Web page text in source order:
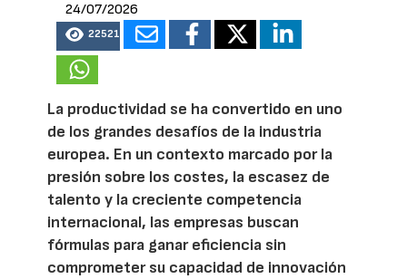
24/07/2026
22521
La productividad se ha convertido en uno
de los grandes desafíos de la industria
europea. En un contexto marcado por la
presión sobre los costes, la escasez de
talento y la creciente competencia
internacional, las empresas buscan
fórmulas para ganar eficiencia sin
comprometer su capacidad de innovación